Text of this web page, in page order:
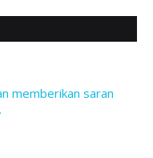
memberikan saran